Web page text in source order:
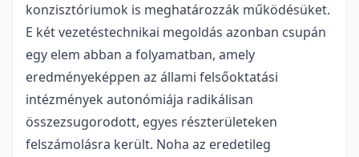
konzisztóriumok is meghatározzák működésüket.
E két vezetéstechnikai megoldás azonban csupán
egy elem abban a folyamatban, amely
eredményeképpen az állami felsőoktatási
intézmények autonómiája radikálisan
összezsugorodott, egyes részterületeken
felszámolásra került. Noha az eredetileg